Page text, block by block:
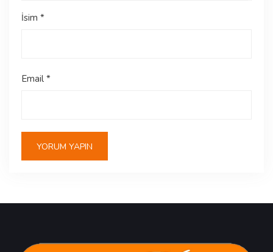
İsim *
Email *